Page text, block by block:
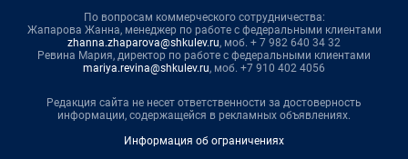
По вопросам коммерческого сотрудничества:
Жапарова Жанна, менеджер по работе с федеральными клиентами
zhanna.zhaparova@shkulev.ru, моб. + 7 982 640 34 32
Ревина Мария, директор по работе с федеральными клиентами
mariya.revina@shkulev.ru, моб. +7 910 402 4056
Редакция сайта не несет ответственности за достоверность
информации, содержащейся в рекламных объявлениях.
Информация об ограничениях